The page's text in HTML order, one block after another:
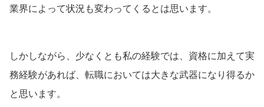
業界によって状況も変わってくるとは思います。
しかしながら、少なくとも私の経験では、資格に加えて実
務経験があれば、転職においては大きな武器になり得るか
と思います。